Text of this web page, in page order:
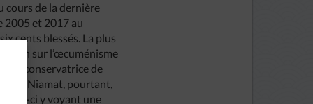
cours de la dernière
2005 et 2017 au
cents blessés. La plus
sur l’œcuménisme
ultraconservatrice de
Niamat, pourtant,
ceux-ci y voyant une